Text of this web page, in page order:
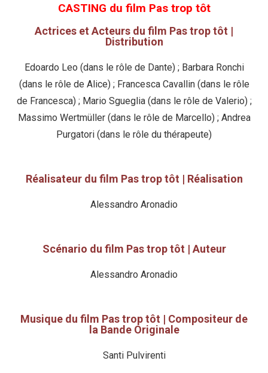
CASTING du film Pas trop tôt
Actrices et Acteurs du film Pas trop tôt |
Distribution
Edoardo Leo (dans le rôle de Dante) ; Barbara Ronchi
(dans le rôle de Alice) ; Francesca Cavallin (dans le rôle
de Francesca) ; Mario Sgueglia (dans le rôle de Valerio) ;
Massimo Wertmüller (dans le rôle de Marcello) ; Andrea
Purgatori (dans le rôle du thérapeute)
Réalisateur du film Pas trop tôt | Réalisation
Alessandro Aronadio
Scénario du film Pas trop tôt | Auteur
Alessandro Aronadio
Musique du film Pas trop tôt | Compositeur de
la Bande Originale
Santi Pulvirenti